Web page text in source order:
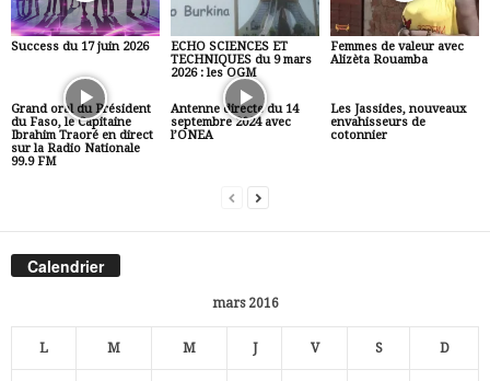
Success du 17 juin 2026
ECHO SCIENCES ET
TECHNIQUES du 9 mars
2026 : les OGM
Femmes de valeur avec
Alizèta Rouamba
Grand oral du Président
du Faso, le Capitaine
Ibrahim Traoré en direct
sur la Radio Nationale
99.9 FM
Antenne directe du 14
septembre 2024 avec
l’ONEA
Les Jassides, nouveaux
envahisseurs de
cotonnier
Calendrier
mars 2016
L M M J V S D